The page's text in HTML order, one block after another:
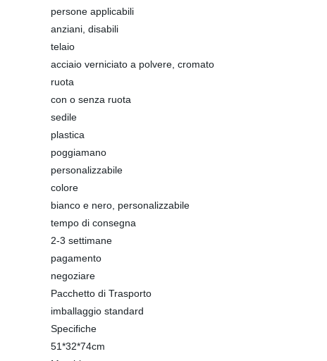
persone applicabili
anziani, disabili
telaio
acciaio verniciato a polvere, cromato
ruota
con o senza ruota
sedile
plastica
poggiamano
personalizzabile
colore
bianco e nero, personalizzabile
tempo di consegna
2-3 settimane
pagamento
negoziare
Pacchetto di Trasporto
imballaggio standard
Specifiche
51*32*74cm